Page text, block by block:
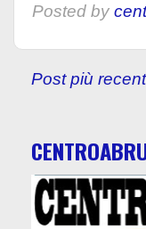
Posted by
Post più